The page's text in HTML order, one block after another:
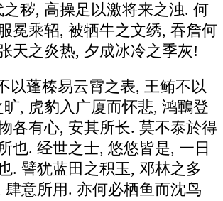
之秽, 高操足以激将来之浊. 何
冕乘轺, 被牺牛之文绣, 吞詹何
天之炎热, 夕成冰冷之季灰!
以蓬榛易云霄之表, 王鲔不以
旷, 虎豹入广厦而怀悲, 鸿鶤登
各有心, 安其所长. 莫不泰於得
也. 经世之士, 悠悠皆是, 一日
. 譬犹蓝田之积玉, 邓林之多
肆意所用. 亦何必栖鱼而沈鸟